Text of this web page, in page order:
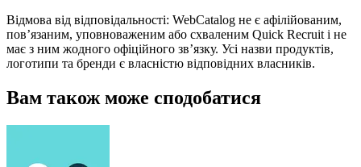
Відмова від відповідальності: WebCatalog не є афілійованим,
пов’язаним, уповноваженим або схваленим Quick Recruit і не
має з ним жодного офіційного зв’язку. Усі назви продуктів,
логотипи та бренди є власністю відповідних власників.
Вам також може сподобатися